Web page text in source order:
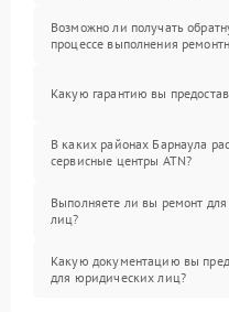
Возможно ли получать
процессе выполнения
Какую гарантию вы
В каких районах Барнаула
сервисные центры ATN?
Выполняете ли вы ремонт
лиц?
Какую документацию вы
для юридических лиц?